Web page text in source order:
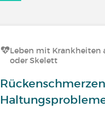
Leben mit Krankheiten
oder Skelett